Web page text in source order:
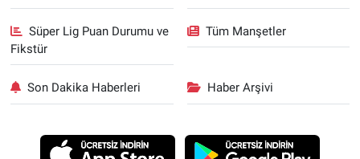
Süper Lig Puan Durumu ve
Fikstür
Tüm Manşetler
Son Dakika Haberleri Haber Arşivi